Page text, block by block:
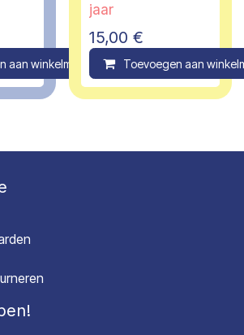
aan winkelmandje Compare
jaar
15,00 €
Toevoegen aan